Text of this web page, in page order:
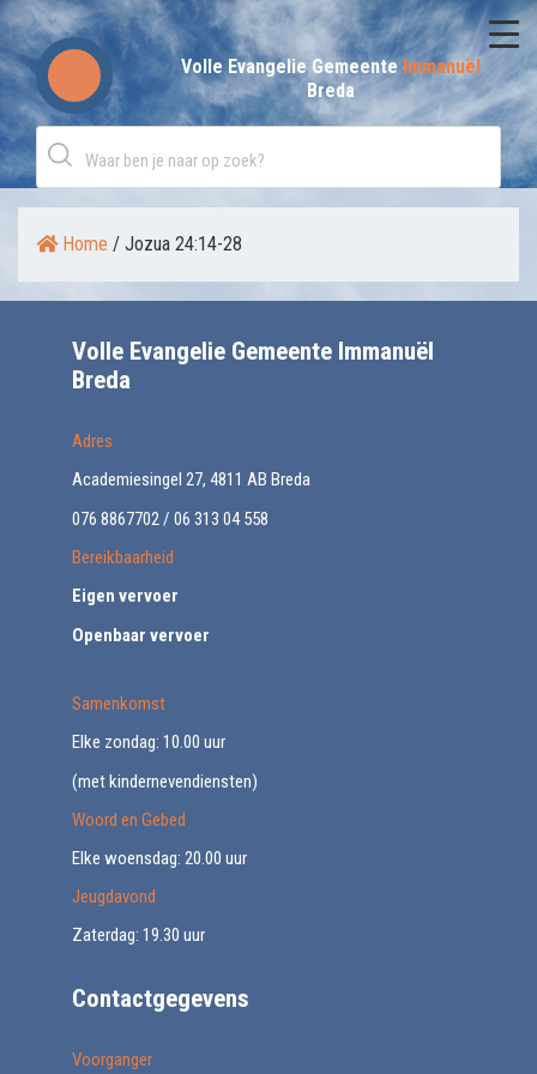
Skip
to
content
Volle Evangelie GemeenteImmanuël
Breda
Home / Jozua 24:14-28
Volle Evangelie Gemeente Immanuël
Breda
Adres
Academiesingel 27, 4811 AB Breda
076 8867702 / 06 313 04 558
Bereikbaarheid
Eigen vervoer
Openbaar vervoer
Samenkomst
Elke zondag: 10.00 uur
(met kindernevendiensten)
Woord en Gebed
Elke woensdag: 20.00 uur
Jeugdavond
Zaterdag: 19.30 uur
Contactgegevens
Voorganger